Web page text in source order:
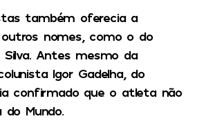
também oferecia a
nomes, como o do
Silva. Antes mesmo da
Igor Gadelha, do
confirmado que o atleta não
do Mundo.